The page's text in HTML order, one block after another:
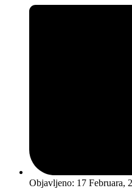
Objavljeno: 17 Februara,